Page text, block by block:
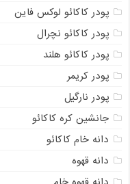
پودر کاکائو لوکس فاین
پودر کاکائو نچرال
پودر کاکائو هلند
پودر کریمر
پودر نارگیل
جانشین کره کاکائو
دانه خام کاکائو
دانه قهوه